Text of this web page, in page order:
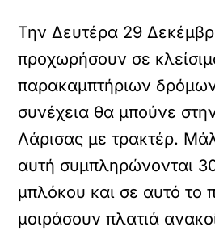
Την Δευτέρα 29
προχωρήσουν σε
παρακαμπτήριων
συνέχεια θα μπούνε
Λάρισας με τρακτέρ.
αυτή συμπληρώνονται
μπλόκου και σε αυτό το
μοιράσουν πλατιά